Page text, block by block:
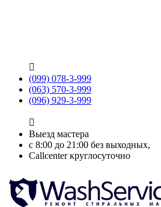

(099) 078-3-999
(063) 570-3-999
(096) 929-3-999

Выезд мастера
с 8:00 до 21:00 без выходных,
Callcenter круглосуточно